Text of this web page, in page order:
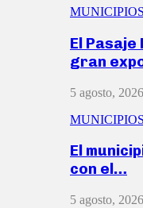
MUNICIPIOS
El
gran
5 agosto, 2026
MUNICIPIOS
El
con el…
5 agosto, 2026